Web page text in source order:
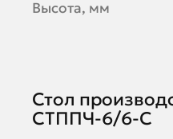
Высота, мм
Стол
СТППЧ-6/6-С